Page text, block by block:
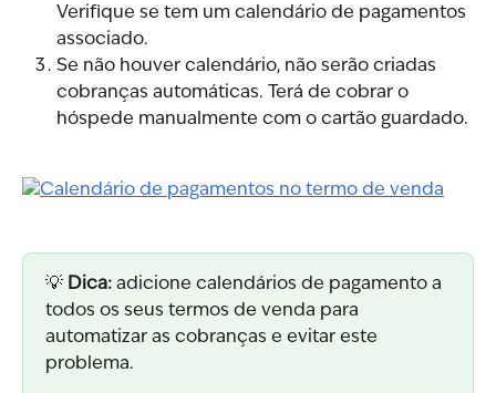
Verifique se tem um calendário de pagamentos
associado.
Se não houver calendário, não serão criadas
cobranças automáticas. Terá de cobrar o
hóspede manualmente com o cartão guardado.
💡 Dica: adicione calendários de pagamento a
todos os seus termos de venda para
automatizar as cobranças e evitar este
problema.